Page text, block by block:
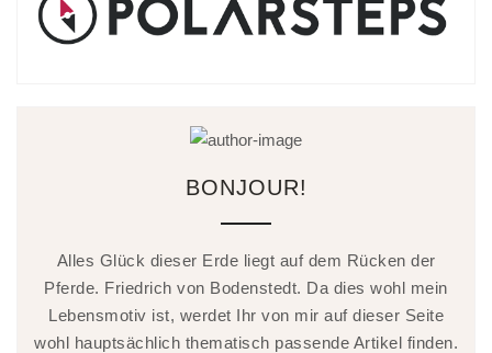
BONJOUR!
Alles Glück dieser Erde liegt auf dem Rücken der
Pferde. Friedrich von Bodenstedt. Da dies wohl mein
Lebensmotiv ist, werdet Ihr von mir auf dieser Seite
wohl hauptsächlich thematisch passende Artikel finden.